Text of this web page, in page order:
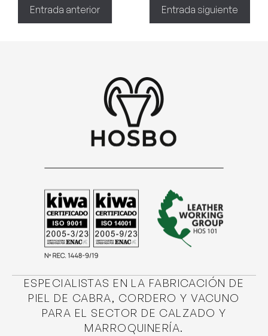
Entrada anterior Entrada siguiente
ESPECIALISTAS EN LA FABRICACIÓN DE
PIEL DE CABRA, CORDERO Y VACUNO
PARA EL SECTOR DE CALZADO Y
MARROQUINERÍA.